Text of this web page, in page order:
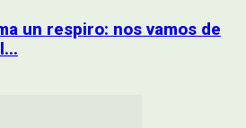
un respiro: nos vamos de